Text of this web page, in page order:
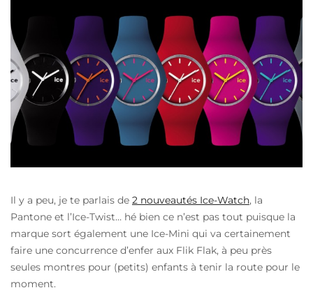
Il y a peu, je te parlais de 2 nouveautés Ice-Watch, la
Pantone et l’Ice-Twist… hé bien ce n’est pas tout puisque la
marque sort également une Ice-Mini qui va certainement
faire une concurrence d’enfer aux Flik Flak, à peu près
seules montres pour (petits) enfants à tenir la route pour le
moment.